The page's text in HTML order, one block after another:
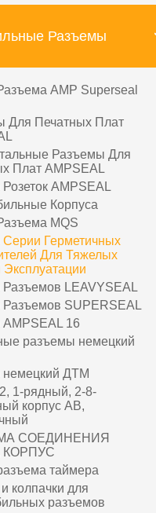
Разъемы
AMP Superseal
Для Печатных Плат
Разъемы Для
Плат AMPSEAL
Розеток AMPSEAL
Корпуса
MQS
Серии Герметичных
Для Тяжелых
Эксплуатации
Разъемов LEAVYSEAL
Разъемов SUPERSEAL
AMPSEAL 16
разъемы немецкий
немецкий ДТМ
1-рядный, 2-8-
корпус AB,
СОЕДИНЕНИЯ
КОРПУС
таймера
колпачки для
разъемов